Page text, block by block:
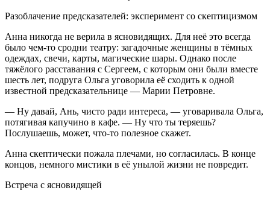
Разоблачение предсказателей: эксперимент со скептицизмом
Анна никогда не верила в ясновидящих. Для неё это всегда
было чем-то сродни театру: загадочные женщины в тёмных
одеждах, свечи, карты, магические шары. Однако после
тяжёлого расставания с Сергеем, с которым они были вместе
шесть лет, подруга Ольга уговорила её сходить к одной
известной предсказательнице — Марии Петровне.
— Ну давай, Ань, чисто ради интереса, — уговаривала Ольга,
потягивая капучино в кафе. — Ну что ты теряешь?
Послушаешь, может, что-то полезное скажет.
Анна скептически пожала плечами, но согласилась. В конце
концов, немного мистики в её унылой жизни не повредит.
Встреча с ясновидящей